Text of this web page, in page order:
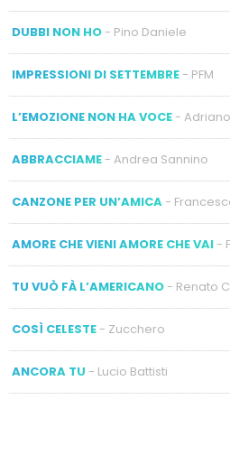
DUBBI NON HO- Pino Daniele
IMPRESSIONI DI SETTEMBRE- PFM
L’EMOZIONE NON HA VOCE-
ABBRACCIAME- Andrea Sannino
CANZONE PER UN’AMICA-
AMORE CHE VIENI AMORE CHE VAI-
TU VUÒ FÀ L’AMERICANO- Renato
COSÌ CELESTE- Zucchero
ANCORA TU - Lucio Battisti